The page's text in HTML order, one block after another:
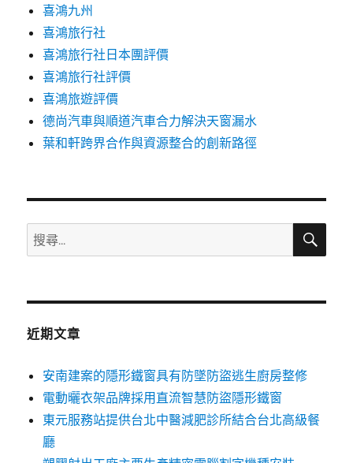
喜鴻九州
喜鴻旅行社
喜鴻旅行社日本團評價
喜鴻旅行社評價
喜鴻旅遊評價
德尚汽車與順道汽車合力解決天窗漏水
葉和軒跨界合作與資源整合的創新路徑
搜
尋
鍵
搜
近期文章
安南建案的隱形鐵窗具有防墜防盜逃生廚房整修
電動曬衣架品牌採用直流智慧防盜隱形鐵窗
東元服務站提供台北中醫減肥診所結合台北高級餐
廳